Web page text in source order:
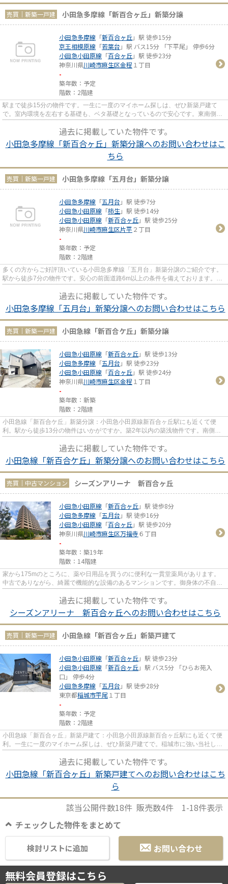
売買｜新築一戸建 小田急多摩線「新百合ヶ丘」新築分譲
小田急多摩線 「新百合ヶ丘」駅 徒歩15分
京王相模原線 「若葉台 」駅 バス15分 「下平尾」 停歩6分
小田急小田原線 「百合ヶ丘」駅 徒歩23分
神奈川県川崎市麻生区金程 １丁目
-
築年数：予定
階数：2階建
駅まで徒歩15分の物件です。一生に一度のマイホーム探しは、ぜひ新築戸建て
で。室内環境を左右する基礎も、ベタ基礎となっているので安心です。東南側道
過去に掲載していた物件です。
小田急多摩線「新百合ヶ丘」新築分譲へのお問い合わせはこ
ちら
売買｜新築一戸建 小田急多摩線「五月台」新築分譲
小田急多摩線 「五月台 」駅 徒歩7分
小田急小田原線 「柿生」駅 徒歩14分
小田急小田原線 「新百合ヶ丘」駅 徒歩25分
神奈川県川崎市麻生区片平 ２丁目
-
築年数：予定
階数：2階建
多くの方からご好評頂いている小田急多摩線「五月台」新築分譲のご紹介です。
駅から徒歩7分の物件です。安心の前面道路6m以上の条件を備えております。築
過去に掲載していた物件です。
小田急多摩線「五月台」新築分譲へのお問い合わせはこちら
売買｜新築一戸建 小田急線「新百合ケ丘」新築分譲
小田急小田原線 「新百合ヶ丘」駅 徒歩13分
小田急多摩線 「五月台 」駅 徒歩23分
小田急小田原線 「百合ヶ丘」駅 徒歩24分
神奈川県川崎市麻生区金程 １丁目
-
築年数：新築
階数：2階建
小田急線「新百合ケ丘」新築分譲：小田急小田原線新百合ヶ丘駅にも近くて便
利。駅から徒歩13分の物件はいかがですか。築2年以内の築浅物件です。南側に
過去に掲載していた物件です。
小田急線「新百合ケ丘」新築分譲へのお問い合わせはこちら
売買｜中古マンション シーズンアリーナ 新百合ヶ丘
小田急小田原線 「新百合ヶ丘」駅 徒歩8分
小田急多摩線 「五月台 」駅 徒歩16分
小田急小田原線 「百合ヶ丘」駅 徒歩20分
神奈川県川崎市麻生区万福寺６丁目
-
築年数：築19年
階数：14階建
家から175mのところに、薬や日用品を買うのに便利な一貫堂薬局があります。
中古でありながら、綺麗で機能的な設備のあるマンションです。御身体の不自由
過去に掲載していた物件です。
シーズンアリーナ 新百合ヶ丘へのお問い合わせはこちら
売買｜新築一戸建 小田急線「新百合ヶ丘」新築戸建て
小田急小田原線 「新百合ヶ丘」駅 徒歩23分
小田急小田原線 「新百合ヶ丘」駅 バス5分 「ひらお苑入
口」 停歩4分
小田急多摩線 「五月台 」駅 徒歩28分
東京都稲城市平尾１丁目
-
築年数：予定
階数：2階建
小田急線「新百合ヶ丘」新築戸建て：小田急小田原線新百合ヶ丘駅にも近くて便
利。一生に一度のマイホーム探しは、ぜひ新築戸建てで。稲城市に強い当社しか
過去に掲載していた物件です。
小田急線「新百合ヶ丘」新築戸建てへのお問い合わせはこち
ら
該当公開件数18件 販売数4件 1-18件表示
チェックした物件をまとめて
お問い合わせ
検討リストに追加
無料会員登録はこちら